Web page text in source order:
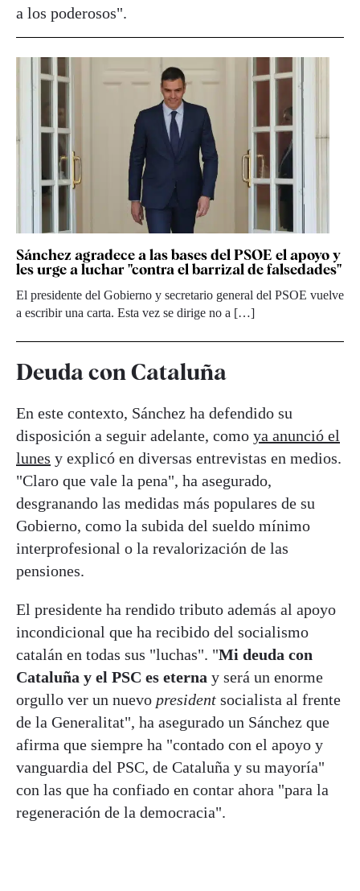
a los poderosos".
Sánchez agradece a las bases del PSOE el apoyo y
les urge a luchar "contra el barrizal de falsedades"
El presidente del Gobierno y secretario general del PSOE vuelve
a escribir una carta. Esta vez se dirige no a […]
Deuda con Cataluña
En este contexto, Sánchez ha defendido su
disposición a seguir adelante, como ya anunció el
lunes y explicó en diversas entrevistas en medios.
"Claro que vale la pena", ha asegurado,
desgranando las medidas más populares de su
Gobierno, como la subida del sueldo mínimo
interprofesional o la revalorización de las
pensiones.
El presidente ha rendido tributo además al apoyo
incondicional que ha recibido del socialismo
catalán en todas sus "luchas". "Mi deuda con
Cataluña y el PSC es eterna y será un enorme
orgullo ver un nuevo president socialista al frente
de la Generalitat", ha asegurado un Sánchez que
afirma que siempre ha "contado con el apoyo y
vanguardia del PSC, de Cataluña y su mayoría"
con las que ha confiado en contar ahora "para la
regeneración de la democracia".